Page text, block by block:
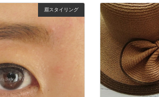
眉スタイリング